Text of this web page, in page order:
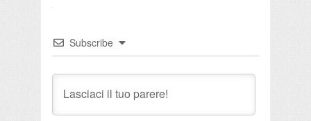
Subscribe